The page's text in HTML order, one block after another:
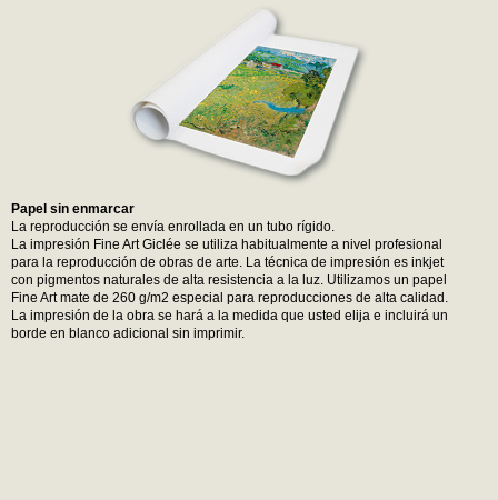
Papel sin enmarcar
La reproducción se envía enrollada en un tubo rígido.
La impresión Fine Art Giclée se utiliza habitualmente a nivel profesional
para la reproducción de obras de arte. La técnica de impresión es inkjet
con pigmentos naturales de alta resistencia a la luz. Utilizamos un papel
Fine Art mate de 260 g/m2 especial para reproducciones de alta calidad.
La impresión de la obra se hará a la medida que usted elija e incluirá un
borde en blanco adicional sin imprimir.